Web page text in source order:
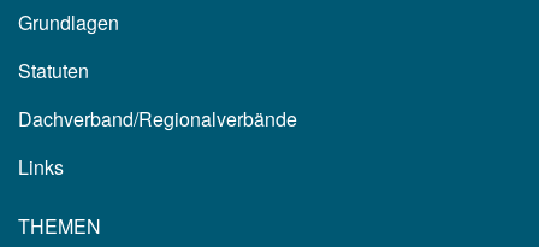
Grundlagen
Statuten
Dachverband/Regionalverbände
Links
THEMEN